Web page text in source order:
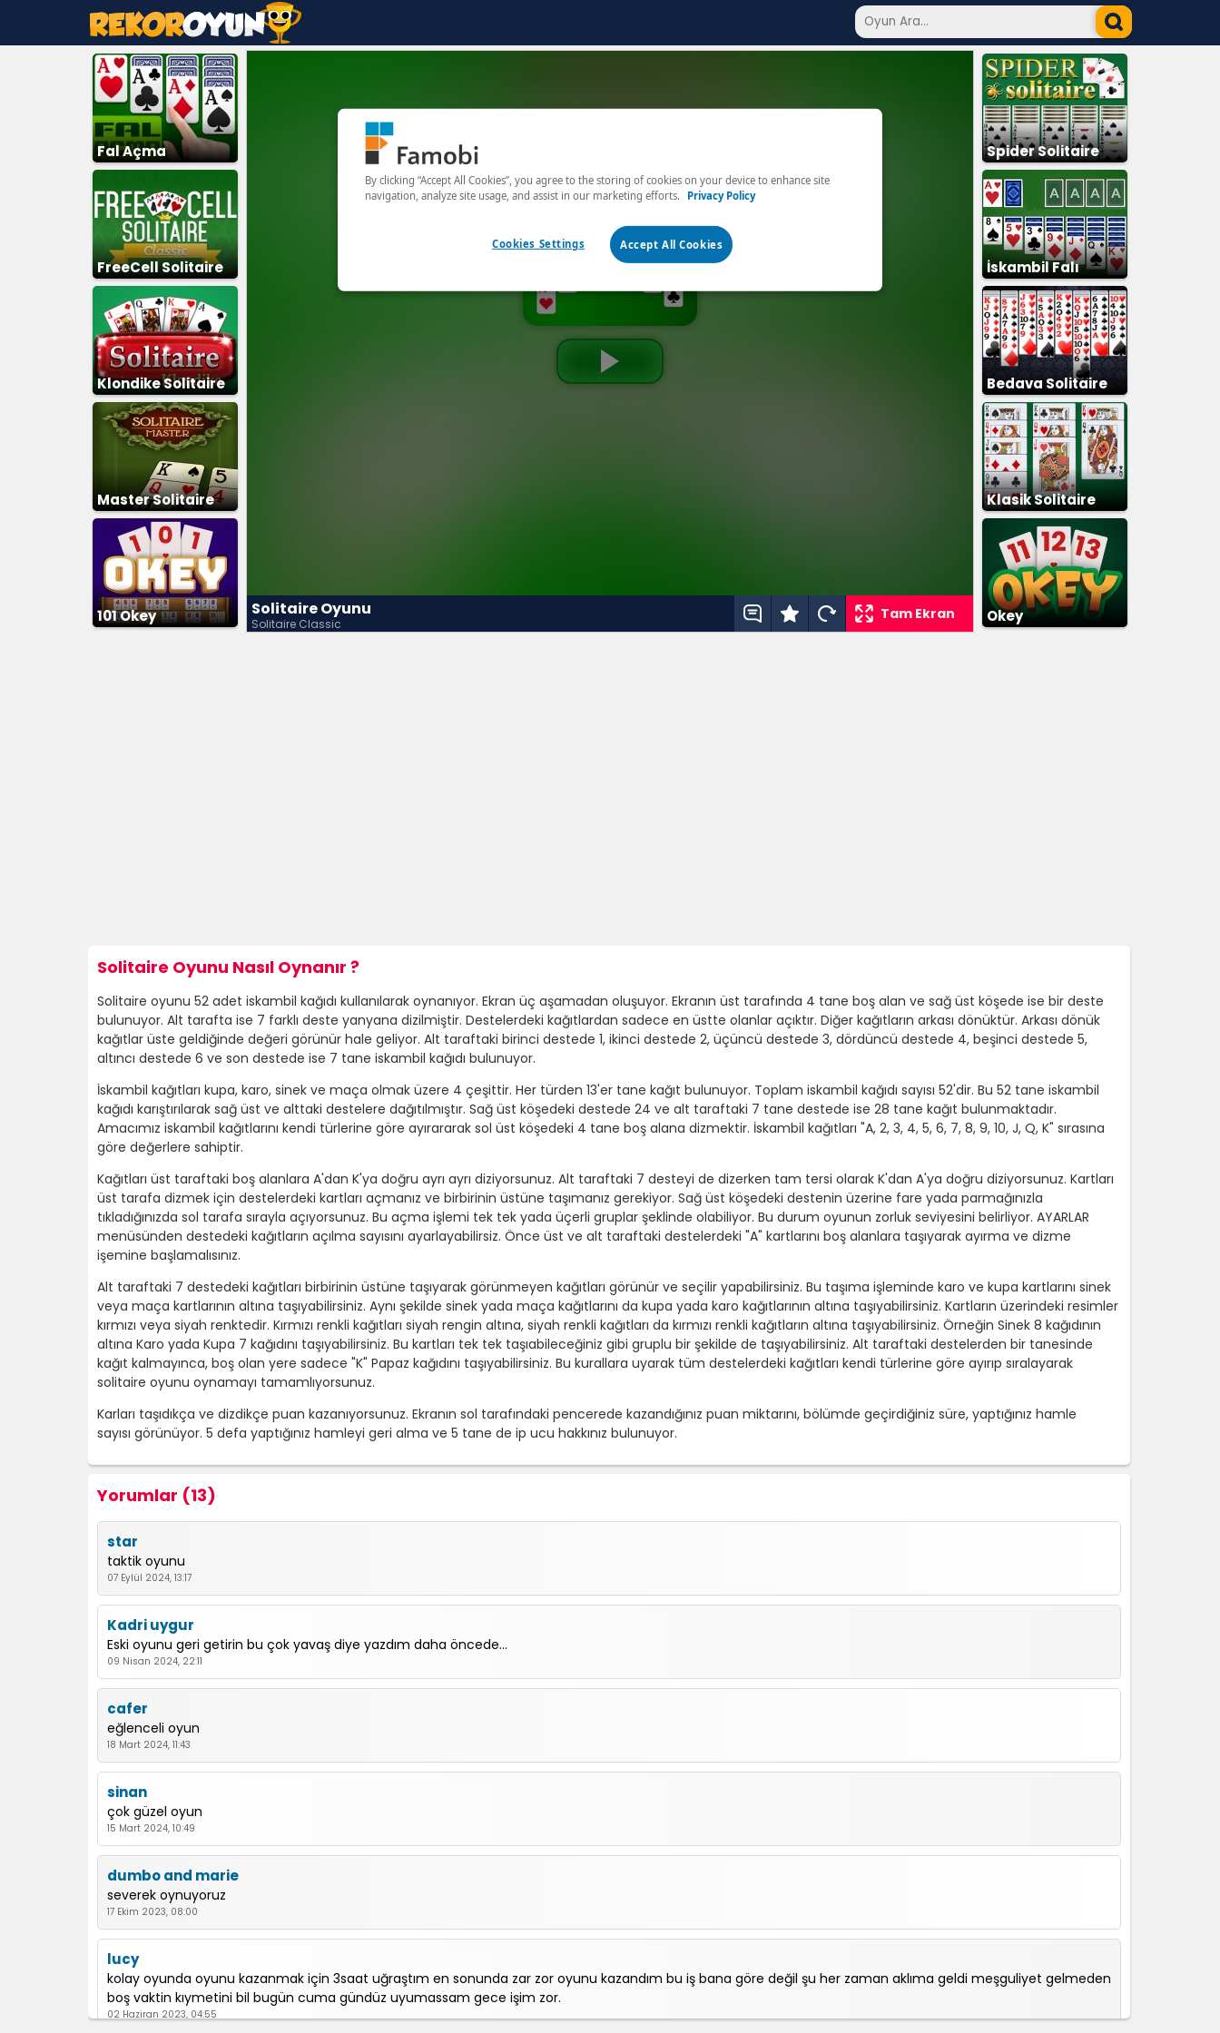
Fal Açma
FreeCell Solitaire
Klondike Solitaire
Master Solitaire
101 Okey Solitaire Oyunu
Solitaire Classic
Tam Ekran
Spider Solitaire
İskambil Falı
Bedava Solitaire
Klasik Solitaire
Okey
Solitaire Oyunu Nasıl Oynanır ?
Solitaire oyunu 52 adet iskambil kağıdı kullanılarak oynanıyor. Ekran üç aşamadan oluşuyor. Ekranın üst tarafında 4 tane boş alan ve sağ üst köşede ise bir deste
bulunuyor. Alt tarafta ise 7 farklı deste yanyana dizilmiştir. Destelerdeki kağıtlardan sadece en üstte olanlar açıktır. Diğer kağıtların arkası dönüktür. Arkası dönük
kağıtlar üste geldiğinde değeri görünür hale geliyor. Alt taraftaki birinci destede 1, ikinci destede 2, üçüncü destede 3, dördüncü destede 4, beşinci destede 5,
altıncı destede 6 ve son destede ise 7 tane iskambil kağıdı bulunuyor.
İskambil kağıtları kupa, karo, sinek ve maça olmak üzere 4 çeşittir. Her türden 13'er tane kağıt bulunuyor. Toplam iskambil kağıdı sayısı 52'dir. Bu 52 tane iskambil
kağıdı karıştırılarak sağ üst ve alttaki destelere dağıtılmıştır. Sağ üst köşedeki destede 24 ve alt taraftaki 7 tane destede ise 28 tane kağıt bulunmaktadır.
Amacımız iskambil kağıtlarını kendi türlerine göre ayırararak sol üst köşedeki 4 tane boş alana dizmektir. İskambil kağıtları "A, 2, 3, 4, 5, 6, 7, 8, 9, 10, J, Q, K" sırasına
göre değerlere sahiptir.
Kağıtları üst taraftaki boş alanlara A'dan K'ya doğru ayrı ayrı diziyorsunuz. Alt taraftaki 7 desteyi de dizerken tam tersi olarak K'dan A'ya doğru diziyorsunuz. Kartları
üst tarafa dizmek için destelerdeki kartları açmanız ve birbirinin üstüne taşımanız gerekiyor. Sağ üst köşedeki destenin üzerine fare yada parmağınızla
tıkladığınızda sol tarafa sırayla açıyorsunuz. Bu açma işlemi tek tek yada üçerli gruplar şeklinde olabiliyor. Bu durum oyunun zorluk seviyesini belirliyor. AYARLAR
menüsünden destedeki kağıtların açılma sayısını ayarlayabilirsiz. Önce üst ve alt taraftaki destelerdeki "A" kartlarını boş alanlara taşıyarak ayırma ve dizme
işemine başlamalısınız.
Alt taraftaki 7 destedeki kağıtları birbirinin üstüne taşıyarak görünmeyen kağıtları görünür ve seçilir yapabilirsiniz. Bu taşıma işleminde karo ve kupa kartlarını sinek
veya maça kartlarının altına taşıyabilirsiniz. Aynı şekilde sinek yada maça kağıtlarını da kupa yada karo kağıtlarının altına taşıyabilirsiniz. Kartların üzerindeki resimler
kırmızı veya siyah renktedir. Kırmızı renkli kağıtları siyah rengin altına, siyah renkli kağıtları da kırmızı renkli kağıtların altına taşıyabilirsiniz. Örneğin Sinek 8 kağıdının
altına Karo yada Kupa 7 kağıdını taşıyabilirsiniz. Bu kartları tek tek taşıabileceğiniz gibi gruplu bir şekilde de taşıyabilirsiniz. Alt taraftaki destelerden bir tanesinde
kağıt kalmayınca, boş olan yere sadece "K" Papaz kağıdını taşıyabilirsiniz. Bu kurallara uyarak tüm destelerdeki kağıtları kendi türlerine göre ayırıp sıralayarak
solitaire oyunu oynamayı tamamlıyorsunuz.
Karları taşıdıkça ve dizdikçe puan kazanıyorsunuz. Ekranın sol tarafındaki pencerede kazandığınız puan miktarını, bölümde geçirdiğiniz süre, yaptığınız hamle
sayısı görünüyor. 5 defa yaptığınız hamleyi geri alma ve 5 tane de ip ucu hakkınız bulunuyor.
Yorumlar (13)
star
taktik oyunu
07 Eylül 2024, 13:17
Kadri uygur
Eski oyunu geri getirin bu çok yavaş diye yazdım daha öncede...
09 Nisan 2024, 22:11
cafer
eğlenceli oyun
18 Mart 2024, 11:43
sinan
çok güzel oyun
15 Mart 2024, 10:49
dumbo and marie
severek oynuyoruz
17 Ekim 2023, 08:00
lucy
kolay oyunda oyunu kazanmak için 3saat uğraştım en sonunda zar zor oyunu kazandım bu iş bana göre değil şu her zaman aklıma geldi meşguliyet gelmeden
boş vaktin kıymetini bil bugün cuma gündüz uyumassam gece işim zor.
02 Haziran 2023, 04:55